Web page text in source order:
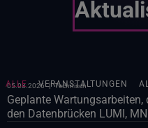
VERANSTALTUNGEN
ALLE
05.08.2026 Technisch
Geplante Wartungsarbeiten,
den Datenbrücken LUMI,